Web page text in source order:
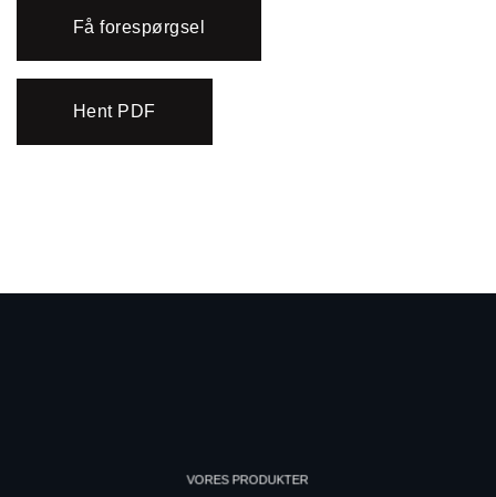
Få forespørgsel
Hent PDF
VORES PRODUKTER